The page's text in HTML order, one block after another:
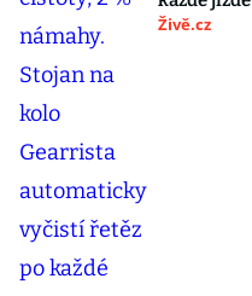
Živě.cz